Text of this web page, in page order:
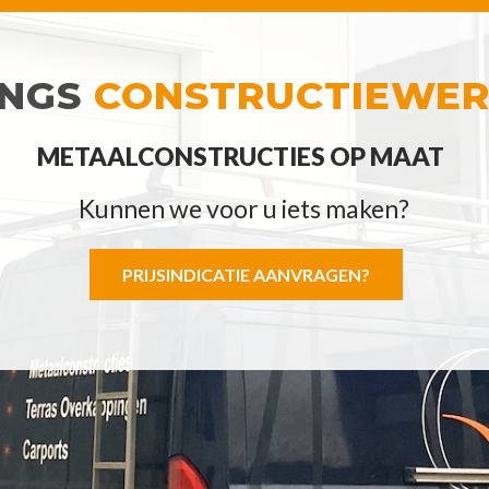
METAALCONSTRUCTIES OP MAAT
PRIJSINDICATIE AANVRAGEN?
Kunnen we voor u iets maken?